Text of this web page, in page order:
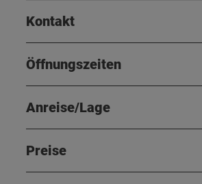
Kontakt
Öffnungszeiten
Anreise/Lage
Preise